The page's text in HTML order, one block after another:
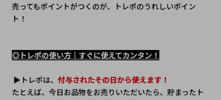
売ってもポイントがつくのが、トレポのうれしいポイン
ト！
◎トレポの使い方｜すぐに使えてカンタン！
▶トレポは、 付与されたその日から使えます！
たとえば、今日お品物をお売りいただいたら、貯まったト